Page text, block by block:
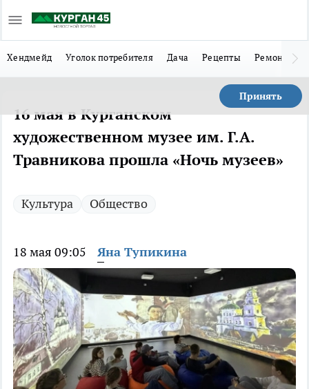
Хендмейд Уголок потребителя Дача Рецепты Ремонт
Принять
16 мая в Курганском
художественном музее им. Г.А.
Травникова прошла «Ночь музеев»
Культура Общество
18 мая 09:05 Яна Тупикина